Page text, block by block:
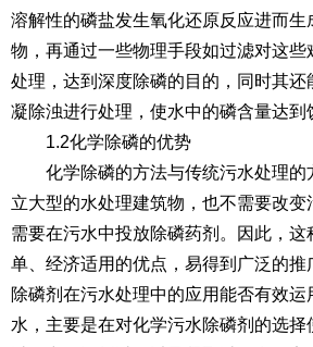
溶解性的磷盐发生氧化还原反应进而生
物，再通过一些物理手段如过滤对这些
处理，达到深度除磷的目的，同时其还
凝除浊进行处理，使水中的磷含量达到
1.2化学除磷的优势
化学除磷的方法与传统污水处理的
立大型的水处理建筑物，也不需要改变
需要在污水中投放除磷药剂。因此，这
单、经济适用的优点，易得到广泛的推
除磷剂在污水处理中的应用能否有效
水，主要是在对化学污水除磷剂的选择